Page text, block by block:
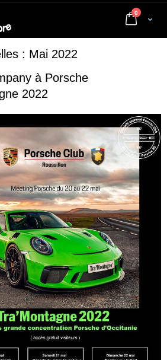
Cart
0 articles
: Mai 2022
à Porsche
2022